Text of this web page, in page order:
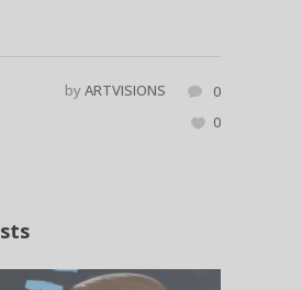
byARTVISIONS
0
0